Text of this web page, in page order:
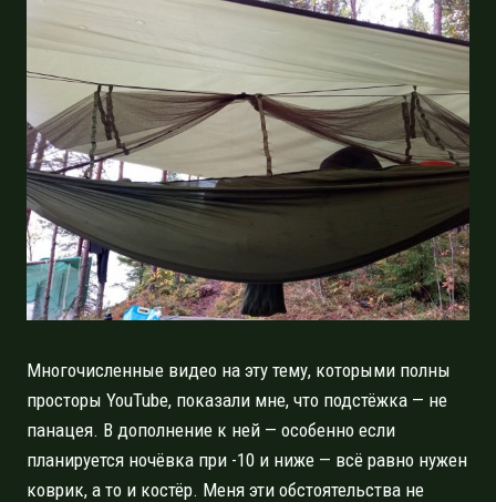
Многочисленные видео на эту тему, которыми полны
просторы YouTube, показали мне, что подстёжка — не
панацея. В дополнение к ней — особенно если
планируется ночёвка при -10 и ниже — всё равно нужен
коврик, а то и костёр. Меня эти обстоятельства не